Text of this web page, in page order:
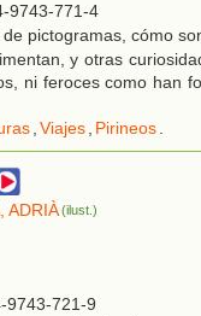
9743-771-4
pictogramas, cómo
y otras
ni feroces como han
,Viajes, Pirineos.
ADRIÀ(ilust.)
9743-721-9